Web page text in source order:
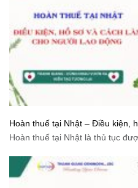
Hoàn thuế tại Nhật – Điều kiện,
động
Hoàn thuế tại Nhật là thủ tục